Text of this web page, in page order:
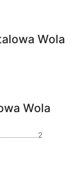
Wola
Wola
2